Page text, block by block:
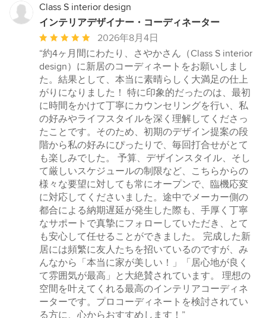
Class S interior design
インテリアデザイナー・コーディネーター
平
均
評
価：
5
つ
星
中
星
5
2026年8月4日
“約4ヶ月間にわたり、さやかさん（Class S interior
design）に新居のコーディネートをお願いしまし
た。結果として、本当に素晴らしく大満足の仕上
がりになりました！ 特に印象的だったのは、最初
に時間をかけて丁寧にカウンセリングを行い、私
の好みやライフスタイルを深く理解してくださっ
たことです。そのため、初期のデザイン提案の段
階から私の好みにぴったりで、毎回打合せがとて
も楽しみでした。 予算、デザインスタイル、そし
て厳しいスケジュールの制限など、こちらからの
様々な要望に対しても常にオープンで、臨機応変
に対応してくださいました。途中でメーカー側の
都合による納期遅延が発生した際も、手厚く丁寧
なサポートで真摯にフォローしていただき、とて
も安心して任せることができました。 完成した新
居には頻繁に友人たちを招いているのですが、み
んなから「本当に家が美しい！」「居心地が良く
て雰囲気が最高」と大絶賛されています。 理想の
空間を叶えてくれる最高のインテリアコーディネ
ーターです。プロコーディネートを検討されてい
る方に、心からおすすめします！”